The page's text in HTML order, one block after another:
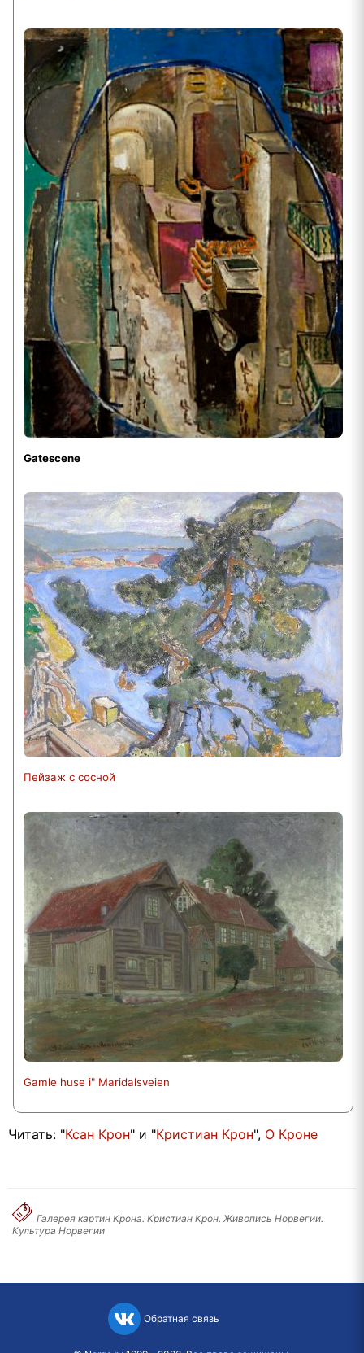
Gatescene
Пейзаж с сосной
Gamle huse i" Maridalsveien
Читать: "Ксан Крон" и "Кристиан Крон", О Кроне
Галерея картин Крона. Кристиан Крон. Живопись Норвегии.
Культура Норвегии
Обратная связь